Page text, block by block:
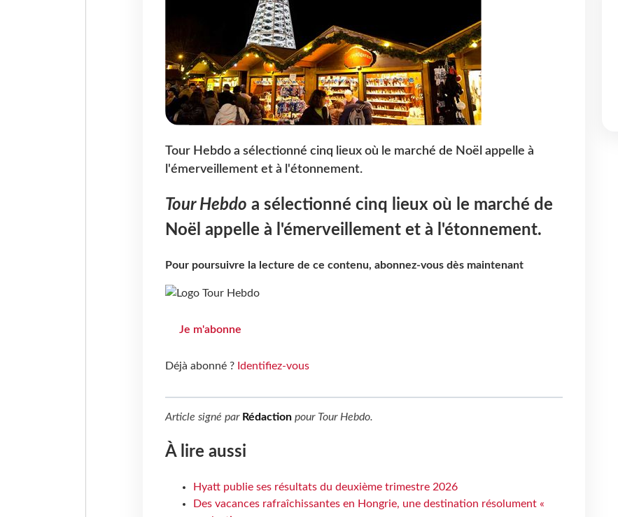
Tour Hebdo a sélectionné cinq lieux où le marché de Noël appelle à
l'émerveillement et à l'étonnement.
Tour Hebdo a sélectionné cinq lieux où le marché de
Noël appelle à l'émerveillement et à l'étonnement.
Pour poursuivre la lecture de ce contenu, abonnez-vous dès maintenant
Je m'abonne
Déjà abonné ? Identifiez-vous
Article signé par Rédactionpour Tour Hebdo.
À lire aussi
Hyatt publie ses résultats du deuxième trimestre 2026
Des vacances rafraîchissantes en Hongrie, une destination résolument «